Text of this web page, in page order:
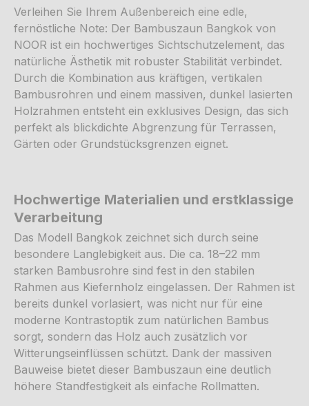
Verleihen Sie Ihrem Außenbereich eine edle,
fernöstliche Note: Der Bambuszaun Bangkok von
NOOR ist ein hochwertiges Sichtschutzelement, das
natürliche Ästhetik mit robuster Stabilität verbindet.
Durch die Kombination aus kräftigen, vertikalen
Bambusrohren und einem massiven, dunkel lasierten
Holzrahmen entsteht ein exklusives Design, das sich
perfekt als blickdichte Abgrenzung für Terrassen,
Gärten oder Grundstücksgrenzen eignet.
Hochwertige Materialien und erstklassige
Verarbeitung
Das Modell Bangkok zeichnet sich durch seine
besondere Langlebigkeit aus. Die ca. 18–22 mm
starken Bambusrohre sind fest in den stabilen
Rahmen aus Kiefernholz eingelassen. Der Rahmen ist
bereits dunkel vorlasiert, was nicht nur für eine
moderne Kontrastoptik zum natürlichen Bambus
sorgt, sondern das Holz auch zusätzlich vor
Witterungseinflüssen schützt. Dank der massiven
Bauweise bietet dieser Bambuszaun eine deutlich
höhere Standfestigkeit als einfache Rollmatten.